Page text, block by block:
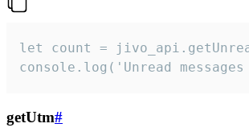
let count =
console.log('Unread
getUtm#